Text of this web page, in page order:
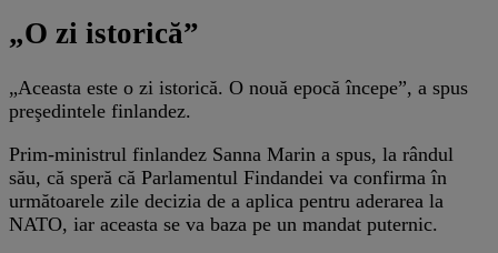
„O zi istorică”
„Aceasta este o zi istorică. O nouă epocă începe”, a spus
preşedintele finlandez.
Prim-ministrul finlandez Sanna Marin a spus, la rândul
său, că speră că Parlamentul Findandei va confirma în
următoarele zile decizia de a aplica pentru aderarea la
NATO, iar aceasta se va baza pe un mandat puternic.